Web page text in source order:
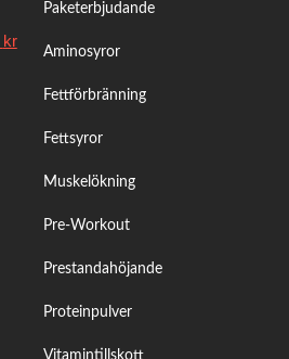
kr
Paketerbjudande
Aminosyror
Fettförbränning
Fettsyror
Muskelökning
Pre-Workout
Prestandahöjande
Proteinpulver
Vitamintillskott